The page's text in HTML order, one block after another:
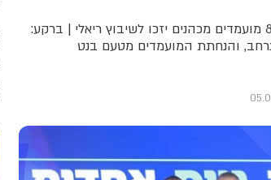
רק בין 6 ל-8 מועמדים מכהנים יזכו לשיבוץ ריאלי | ברקע:
והנחתת המועמדים מטעם בנט